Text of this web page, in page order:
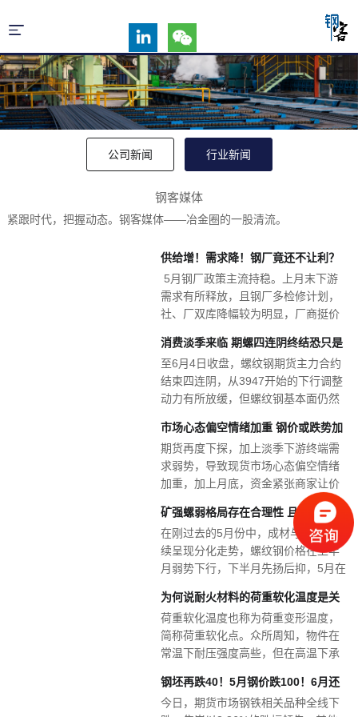
公司新闻 行业新闻
钢客媒体
紧跟时代，把握动态。钢客媒体——冶金圈的一股清流。
供给增！需求降！钢厂竟还不让利？
老铁们心里苦啊！
5月钢厂政策主流持稳。上月末下游
需求有所释放，且钢厂多检修计划，
社、厂双库降幅较为明显，厂商挺价
窄，库存降幅缓慢，钢厂到货量有所
增加，同时在宏观经...
消费淡季来临 期螺四连阴终结恐只是
缓兵之计
至6月4日收盘，螺纹钢期货主力合约
结束四连阴，从3947开始的下行调整
动力有所放缓，但螺纹钢基本面仍然
观需求季节性淡季的预期影响正在逐
渐抬升。 产...
市场心态偏空情绪加重 钢价或跌势加
大
期货再度下探，加上淡季下游终端需
求弱势，导致现货市场心态偏空情绪
加重，加上月底，资金紧张商家让价
出货为主，但资源量窄幅上升，后市
商家心态谨慎，预计明日钢价窄幅趋
弱运行。
矿强螺弱格局存在合理性 且仍有继续
维稳条件
在刚过去的5月份中，成材与原材料继
续呈现分化走势，螺纹钢价格在上半
月弱势下行，下半月先扬后抑，5月在
的压力下整体钢价弱势向下调整呈现
“N”字走势；而...
为何说耐火材料的荷重软化温度是关
键指标？
荷重软化温度也称为荷重变形温度，
简称荷重软化点。众所周知，物件在
常温下耐压强度高些，但在高温下承
了耐压强度，耐火制品同样具有这一
特性，在高温下承受载...
钢坯再跌40！5月钢价跌100！6月还
要跌！
今日，期货市场钢铁相关品种全线下